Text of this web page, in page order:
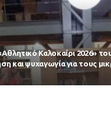
Καλοκαίρι 2026»
και ψυχαγωγία για τους